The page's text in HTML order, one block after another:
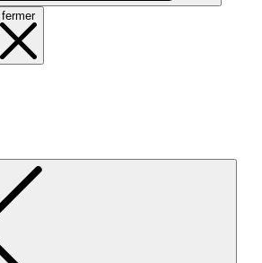
fermer